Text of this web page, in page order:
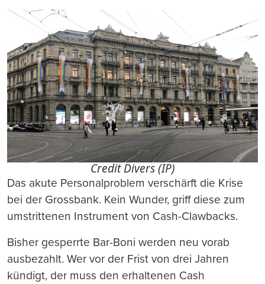
Credit Divers (IP)
Das akute Personalproblem verschärft die Krise
bei der Grossbank. Kein Wunder, griff diese zum
umstrittenen Instrument von Cash-Clawbacks.
Bisher gesperrte Bar-Boni werden neu vorab
ausbezahlt. Wer vor der Frist von drei Jahren
kündigt, der muss den erhaltenen Cash